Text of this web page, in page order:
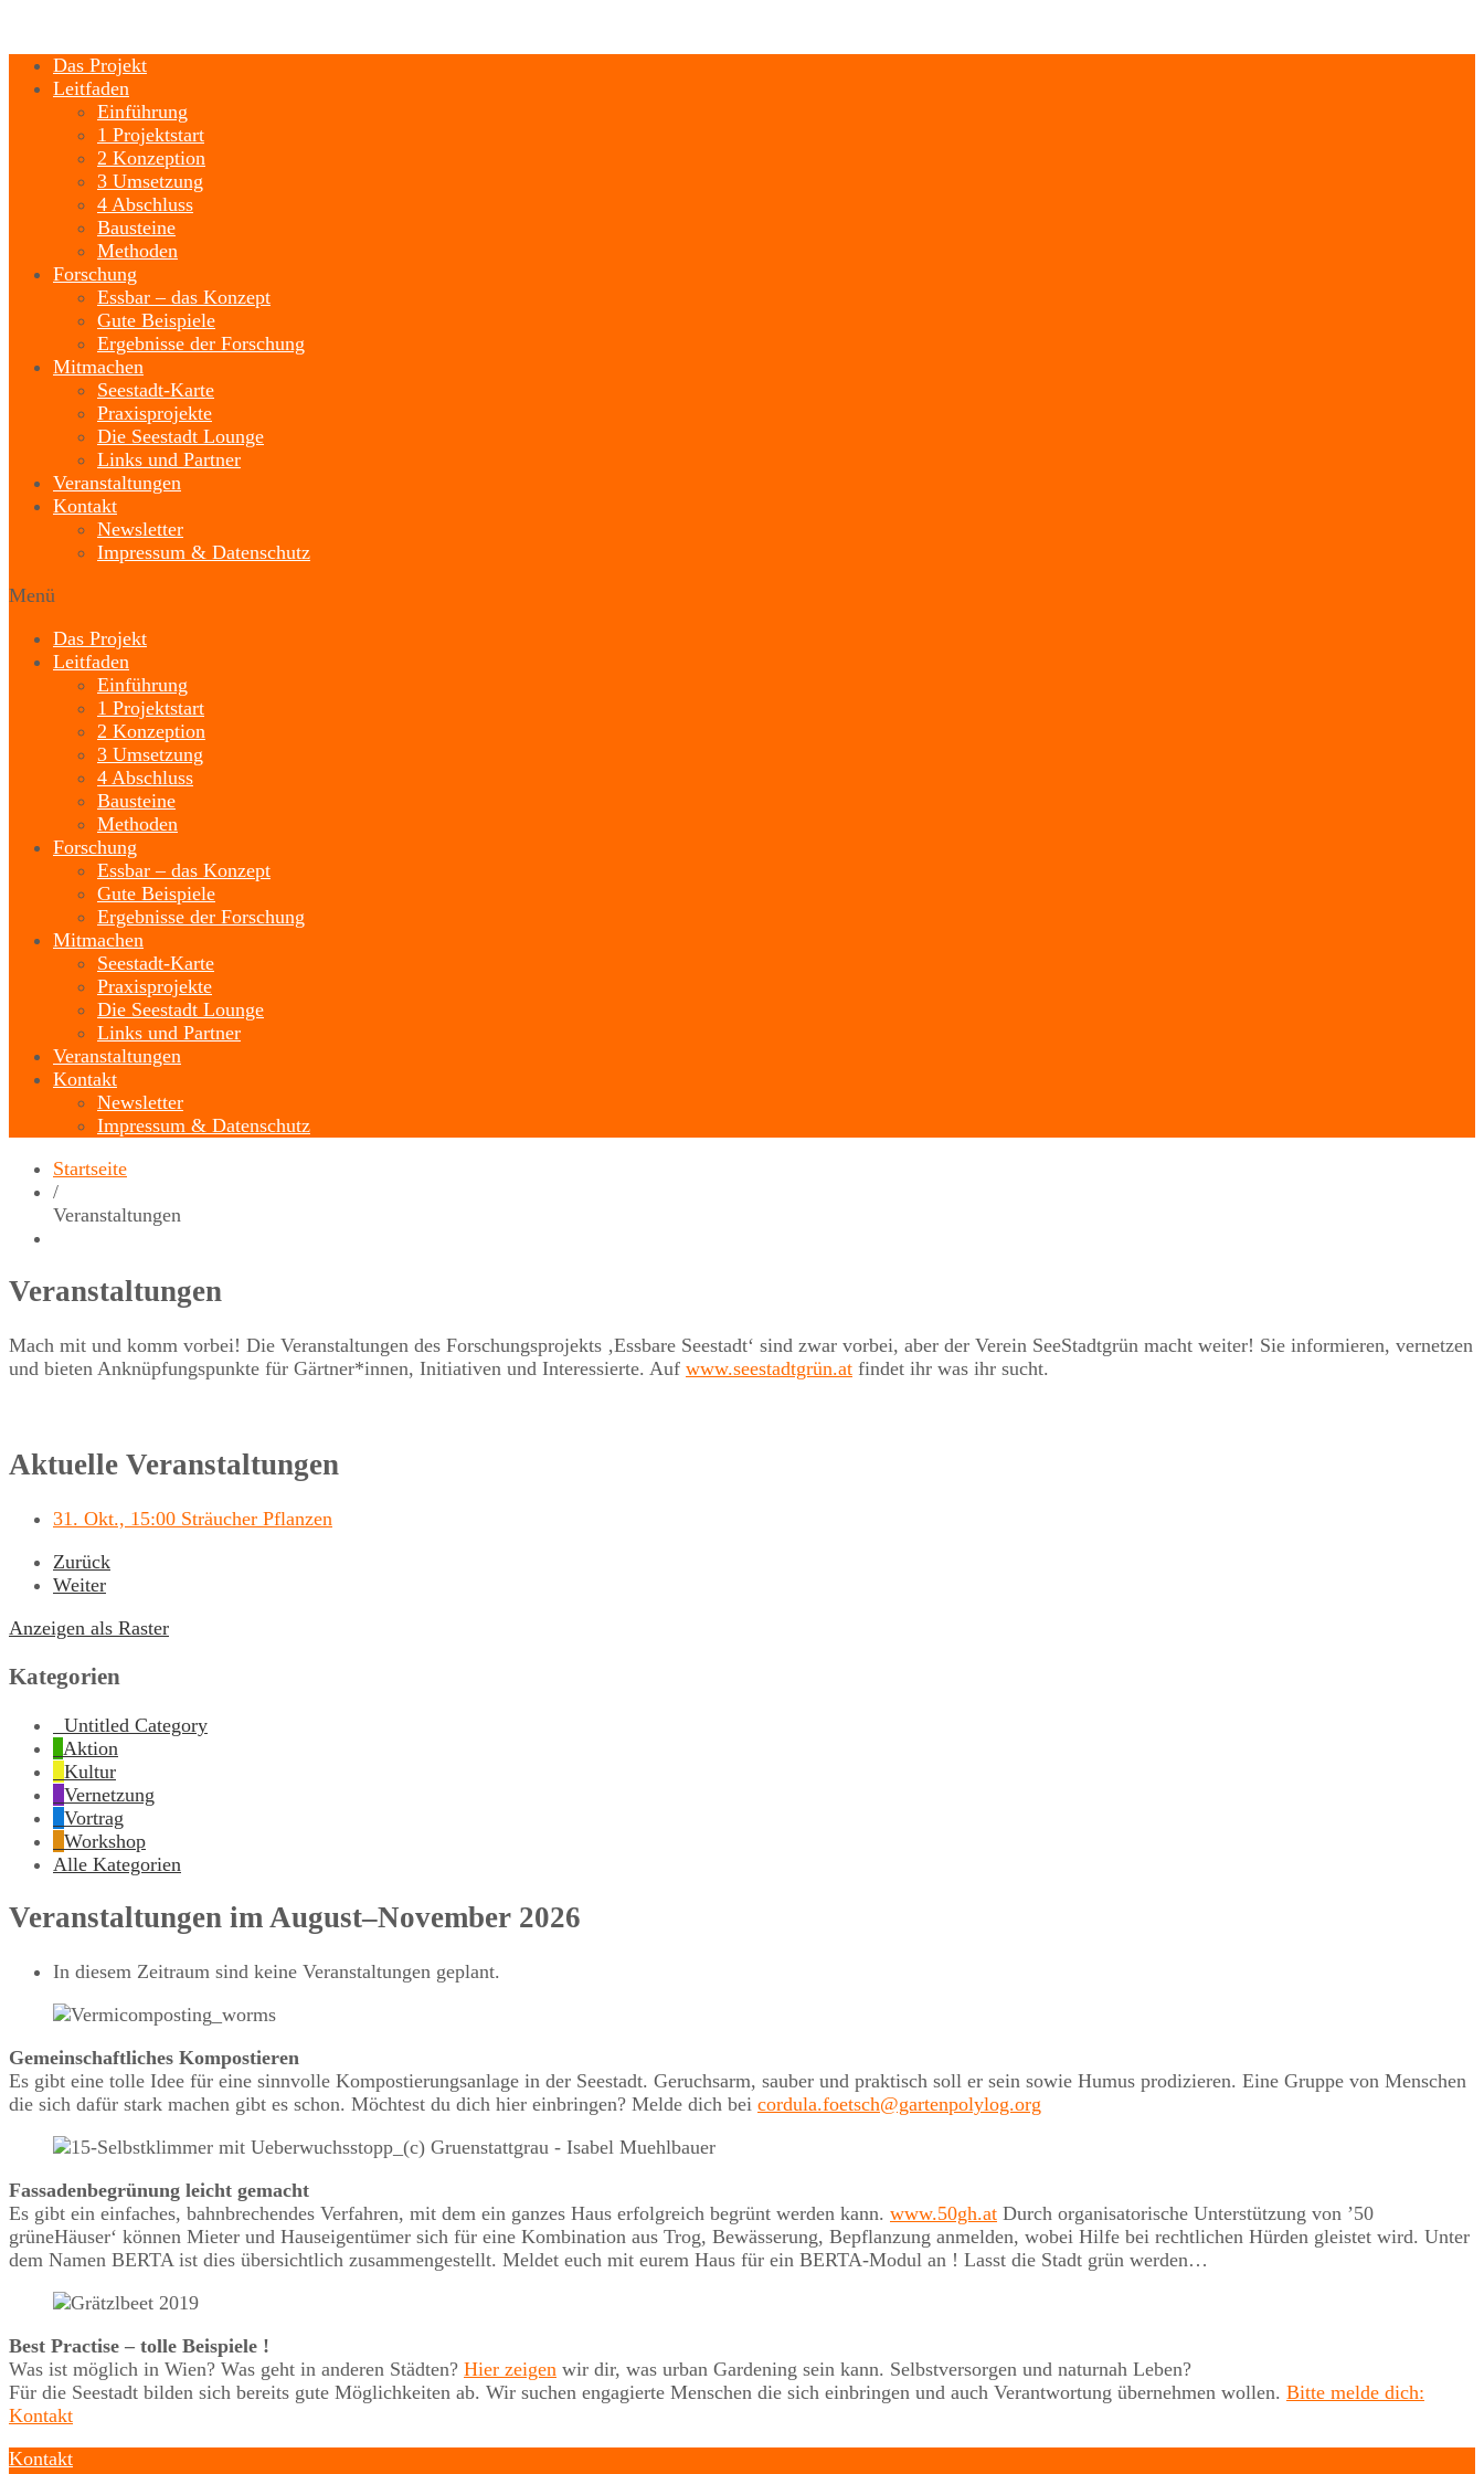
Das Projekt
Leitfaden
Einführung
1 Projektstart
2 Konzeption
3 Umsetzung
4 Abschluss
Bausteine
Methoden
Forschung
Essbar – das Konzept
Gute Beispiele
Ergebnisse der Forschung
Mitmachen
Seestadt-Karte
Praxisprojekte
Die Seestadt Lounge
Links und Partner
Veranstaltungen
Kontakt
Newsletter
Impressum & Datenschutz
Menü
Das Projekt
Leitfaden
Einführung
1 Projektstart
2 Konzeption
3 Umsetzung
4 Abschluss
Bausteine
Methoden
Forschung
Essbar – das Konzept
Gute Beispiele
Ergebnisse der Forschung
Mitmachen
Seestadt-Karte
Praxisprojekte
Die Seestadt Lounge
Links und Partner
Veranstaltungen
Kontakt
Newsletter
Impressum & Datenschutz
Startseite
/
Veranstaltungen
Veranstaltungen
Mach mit und komm vorbei! Die Veranstaltungen des Forschungsprojekts ‚Essbare Seestadt‘ sind zwar vorbei, aber der Verein SeeStadtgrün macht weiter! Sie informieren, vernetzen
und bieten Anknüpfungspunkte für Gärtner*innen, Initiativen und Interessierte. Auf www.seestadtgrün.at findet ihr was ihr sucht.
Aktuelle Veranstaltungen
31. Okt., 15:00 Sträucher Pflanzen
Zurück
Weiter
Anzeigen als Raster
Kategorien
Untitled Category
Aktion
Kultur
Vernetzung
Vortrag
Workshop
Alle Kategorien
Veranstaltungen im August–November 2026
In diesem Zeitraum sind keine Veranstaltungen geplant.
Gemeinschaftliches Kompostieren
Es gibt eine tolle Idee für eine sinnvolle Kompostierungsanlage in der Seestadt. Geruchsarm, sauber und praktisch soll er sein sowie Humus prodizieren. Eine Gruppe von Menschen
die sich dafür stark machen gibt es schon. Möchtest du dich hier einbringen? Melde dich bei cordula.foetsch@gartenpolylog.org
Fassadenbegrünung leicht gemacht
Es gibt ein einfaches, bahnbrechendes Verfahren, mit dem ein ganzes Haus erfolgreich begrünt werden kann. www.50gh.at Durch organisatorische Unterstützung von ’50
grüneHäuser‘ können Mieter und Hauseigentümer sich für eine Kombination aus Trog, Bewässerung, Bepflanzung anmelden, wobei Hilfe bei rechtlichen Hürden gleistet wird. Unter
dem Namen BERTA ist dies übersichtlich zusammengestellt. Meldet euch mit eurem Haus für ein BERTA-Modul an ! Lasst die Stadt grün werden…
Best Practise – tolle Beispiele !
Was ist möglich in Wien? Was geht in anderen Städten? Hier zeigen wir dir, was urban Gardening sein kann. Selbstversorgen und naturnah Leben?
Für die Seestadt bilden sich bereits gute Möglichkeiten ab. Wir suchen engagierte Menschen die sich einbringen und auch Verantwortung übernehmen wollen. Bitte melde dich:
Kontakt
Kontakt